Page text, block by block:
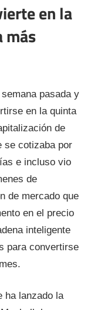
en la
más
pasada y
en la quinta
de
se cotizaba por
e incluso vio
de
de mercado que
en el precio
inteligente
para convertirse
ha lanzado la